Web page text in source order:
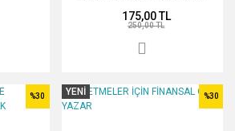
DÜŞÜNME, STRATEJİ
GELİŞTİRME VE UYGULAMA
175,00 TL
250,00 TL
%30 YENİ %30